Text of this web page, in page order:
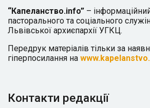
“Капеланство.info” –
пасторального та соціального
Львівської архиєпархії УГКЦ.
Передрук матеріалів тільки за
гіперпосилання на
Контакти редакції